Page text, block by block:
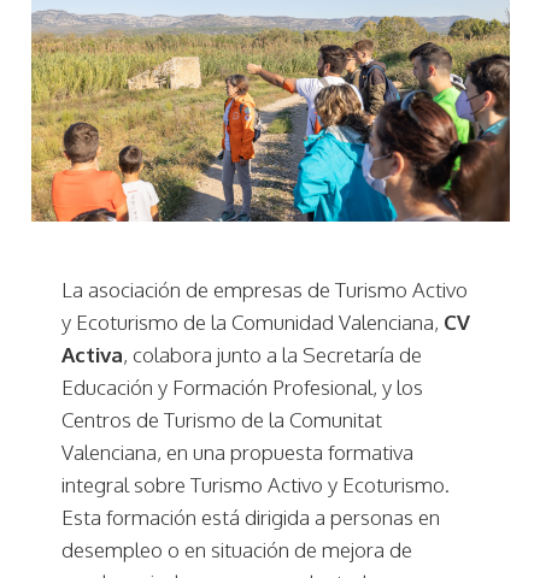
La asociación de empresas de Turismo Activo
y Ecoturismo de la Comunidad Valenciana, CV
Activa, colabora junto a la Secretaría de
Educación y Formación Profesional, y los
Centros de Turismo de la Comunitat
Valenciana, en una propuesta formativa
integral sobre Turismo Activo y Ecoturismo.
Esta formación está dirigida a personas en
desempleo o en situación de mejora de